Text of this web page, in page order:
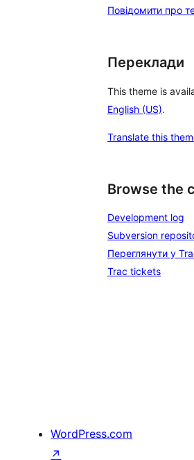
Повідомити про
Переклади
This theme is
English (US).
Translate this
Browse the
Development log
Subversion
Переглянути у
Trac tickets
WordPress.com
↗